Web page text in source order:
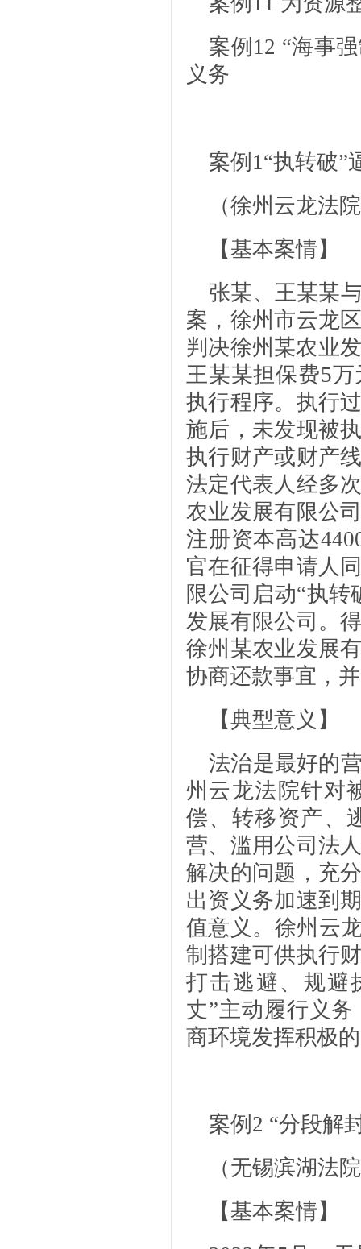
案例12 “海事
义务
案例1“执转破”
（徐州云龙法
【基本案情】
张某、王某某
案，徐州市云龙
判决徐州某农业
王某某担保费5
执行程序。执行
施后，未发现被
执行财产或财产
法定代表人经多
农业发展有限公
注册资本高达
官在征得申请人
限公司启动“执
发展有限公司。
徐州某农业发展
协商还款事宜，
【典型意义】
法治是最好的
州云龙法院针对
偿、转移资产、
营、滥用公司法
解决的问题，充
出资义务加速到
值意义。徐州云
制搭建可供执行
打击逃避、规避
丈”主动履行义
商环境发挥积极
案例2 “分段解
（无锡滨湖法
【基本案情】